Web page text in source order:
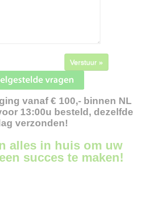
Verstuur »
vanaf € 100,- binnen NL
13:00u besteld, dezelfde
verzonden!
alles in huis om uw
succes te maken!